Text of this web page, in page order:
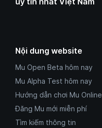
Nội dung website
Mu Open Beta hôm nay
Mu Alpha Test hôm nay
Hướng dẫn chơi Mu Online
Đăng Mu mới miễn phí
Tìm kiếm thông tin